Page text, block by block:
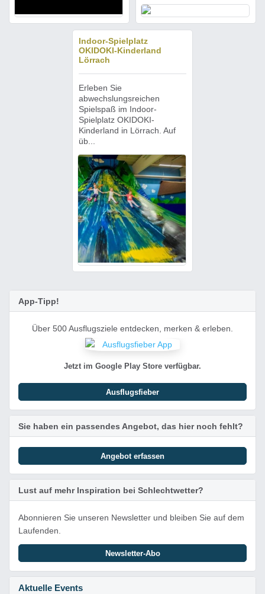
Indoor-Spielplatz
OKIDOKI-Kinderland
Lörrach
Erleben Sie
abwechslungsreichen
Spielspaß im Indoor-
Spielplatz OKIDOKI-
Kinderland in Lörrach. Auf
üb...
Aktuelle Events
App-Tipp!
Über 500 Ausflugsziele entdecken, merken & erleben.
Jetzt im Google Play Store verfügbar.
Ausflugsfieber
Sie haben ein passendes Angebot, das hier noch fehlt?
Angebot erfassen
Lust auf mehr Inspiration bei Schlechtwetter?
Abonnieren Sie unseren Newsletter und bleiben Sie auf dem
Laufenden.
Newsletter-Abo